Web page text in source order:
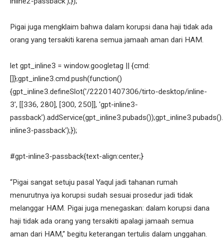
Pigai juga mengklaim bahwa dalam korupsi dana haji tidak ada
orang yang tersakiti karena semua jamaah aman dari HAM.
let gpt_inline3 = window.googletag || {cmd:
[]};gpt_inline3.cmd.push(function()
{gpt_inline3.defineSlot('/22201407306/tirto-desktop/inline-
3', [[336, 280], [300, 250]], 'gpt-inline3-
inline3-passback');});
#gpt-inline3-passback{text-align:center;}
“Pigai sangat setuju pasal Yaqul jadi tahanan rumah
menurutnya iya korupsi sudah sesuai prosedur jadi tidak
melanggar HAM. Pigai juga menegaskan: dalam korupsi dana
haji tidak ada orang yang tersakiti apalagi jamaah semua
aman dari HAM,” begitu keterangan tertulis dalam unggahan.